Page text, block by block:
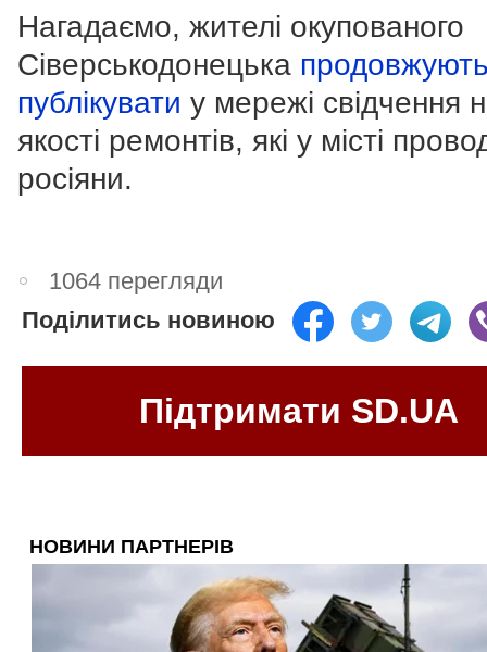
Нагадаємо, жителі окупованого
Сіверськодонецька
публікувати у мережі свідчення
якості ремонтів, які у місті
росіяни.
1064 перегляди
Поділитись новиною
Підтримати SD.UA